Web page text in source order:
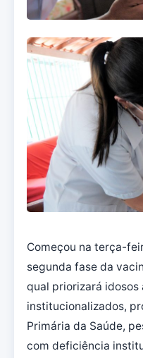
Começou na terça-
segunda fase da
qual priorizará idosos
institucionalizados,
Primária da Saúde,
com deficiência